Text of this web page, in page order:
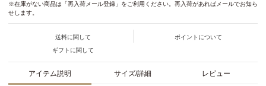
※在庫がない商品は「再入荷メール登録」をご利用ください。再入荷があればメールでお知ら
せします。
送料に関して
ポイントについて
ギフトに関して
アイテム説明 サイズ/詳細 レビュー